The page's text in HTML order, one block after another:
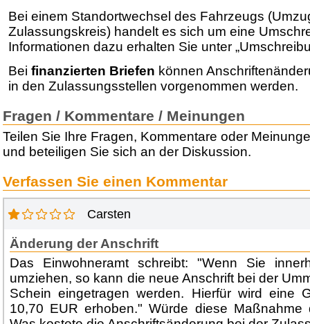
Bei einem Standortwechsel des Fahrzeugs
Zulassungskreis) handelt es sich um eine
Informationen dazu erhalten Sie unter
Bei finanzierten Briefen können
in den Zulassungs­stellen vorgenommen werden.
Fragen / Kommentare / Meinungen
Teilen Sie Ihre Fragen, Kommentare oder
und beteiligen Sie sich an der Diskussion.
Verfassen Sie einen Kommentar
Carsten
Änderung der Anschrift
Das Einwohneramt schreibt: "Wenn Sie
umziehen, so kann die neue Anschrift bei der
Schein eingetragen werden. Hierfür wird eine
10,70 EUR erhoben." Würde diese Maßnahme